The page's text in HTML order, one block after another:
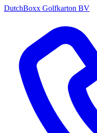
DutchBoxx Golfkarton BV